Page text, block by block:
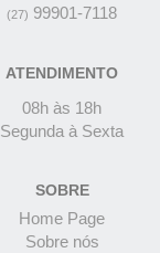
(27) 99901-7118
ATENDIMENTO
08h às 18h
Segunda à Sexta
SOBRE
Home Page
Sobre nós